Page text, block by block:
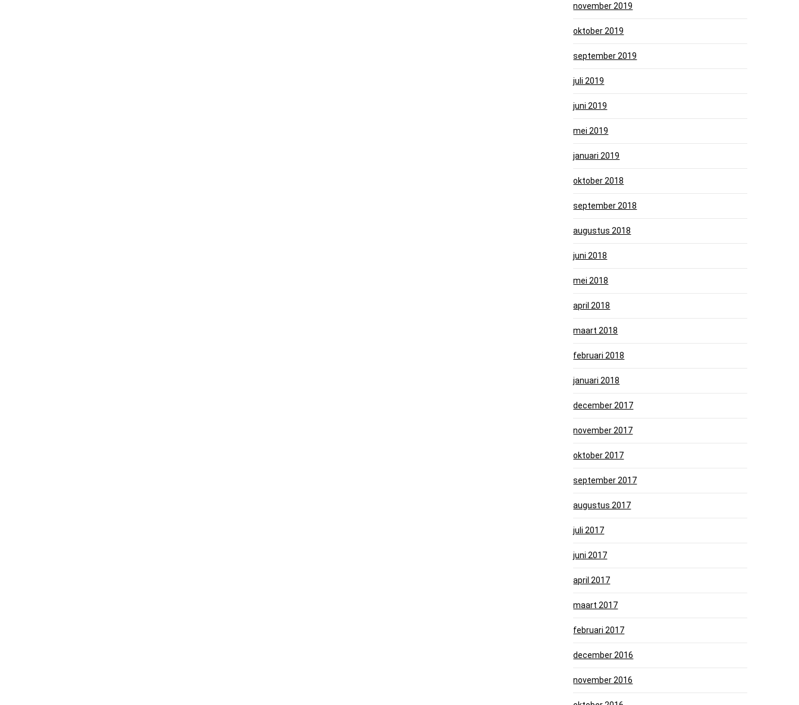
november 2019
oktober 2019
september 2019
juli 2019
juni 2019
mei 2019
januari 2019
oktober 2018
september 2018
augustus 2018
juni 2018
mei 2018
april 2018
maart 2018
februari 2018
januari 2018
december 2017
november 2017
oktober 2017
september 2017
augustus 2017
juli 2017
juni 2017
april 2017
maart 2017
februari 2017
december 2016
november 2016